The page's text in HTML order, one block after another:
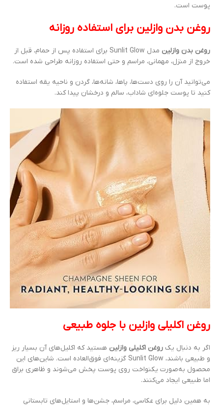
پوست است.
روغن بدن وازلین برای استفاده روزانه
روغن بدن وازلین
مدل Sunlit Glow برای استفاده پس از حمام، قبل از
خروج از منزل، مهمانی، مراسم و حتی استفاده روزانه طراحی شده است.
می‌توانید آن را روی دست‌ها، پاها، شانه‌ها، گردن و ناحیه یقه استفاده
کنید تا پوست جلوه‌ای شاداب، سالم و درخشان پیدا کند.
روغن اکلیلی وازلین با جلوه طبیعی
اگر به دنبال یک روغن اکلیلی وازلین هستید که اکلیل‌های آن بسیار ریز
و طبیعی باشند، Sunlit Glow گزینه‌ای فوق‌العاده است. شاین‌های این
محصول به‌صورت یکنواخت روی پوست پخش می‌شوند و ظاهری براق
اما طبیعی ایجاد می‌کنند.
به همین دلیل برای عکاسی، مراسم، جشن‌ها و استایل‌های تابستانی